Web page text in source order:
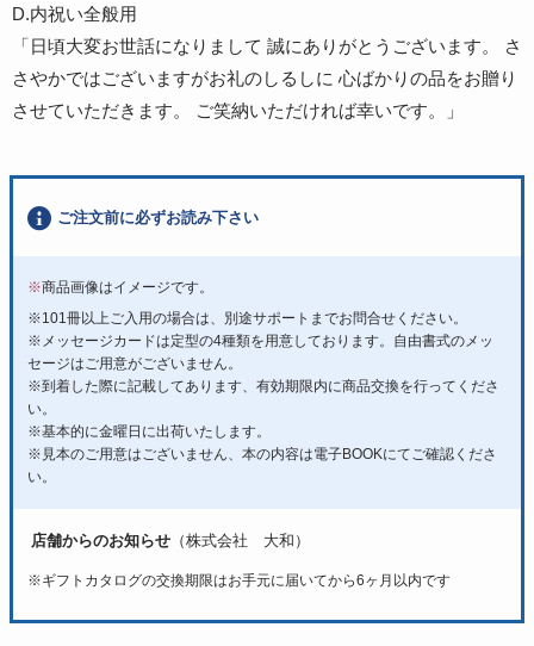
D.内祝い全般用
「日頃大変お世話になりまして 誠にありがとうございます。 さ
さやかではございますがお礼のしるしに 心ばかりの品をお贈り
させていただきます。 ご笑納いただければ幸いです。」
ご注文前に必ずお読み下さい
※商品画像はイメージです。
※101冊以上ご入用の場合は、別途サポートまでお問合せください。
※メッセージカードは定型の4種類を用意しております。自由書式のメッ
セージはご用意がございません。
※到着した際に記載してあります、有効期限内に商品交換を行ってくださ
い。
※基本的に金曜日に出荷いたします。
※見本のご用意はございません、本の内容は電子BOOKにてご確認くださ
い。
店舗からのお知らせ （株式会社 大和）
※ギフトカタログの交換期限はお手元に届いてから6ヶ月以内です